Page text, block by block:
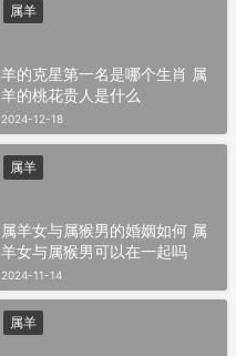
羊的克星第一名是哪个生肖 属
羊的桃花贵人是什么
2024-12-18
属羊
属羊女与属猴男的婚姻如何 属
羊女与属猴男可以在一起吗
2024-11-14
属羊
属羊